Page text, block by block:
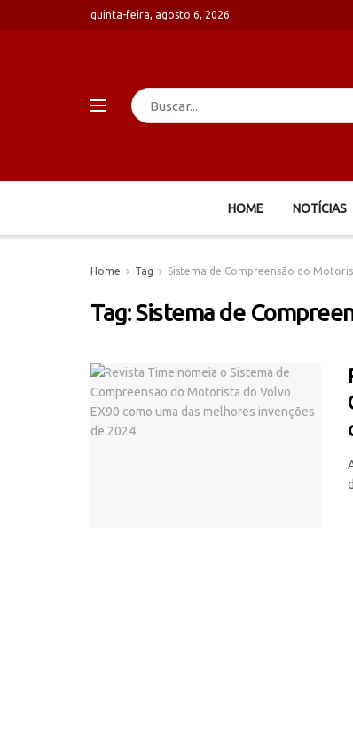
quinta-feira, agosto 6, 2026
HOME NOTÍCIAS
Home Tag Sistema de Compreensão do
Tag:Sistema de